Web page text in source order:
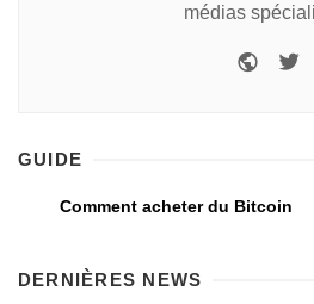
médias
GUIDE
Comment acheter du Bitcoin
DERNIÈRES NEWS